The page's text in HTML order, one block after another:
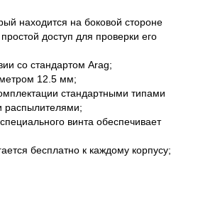
находится на боковой стороне
доступ для проверки его
со стандартом Arag;
12.5 мм;
стандартными типами
распылителями;
винта обеспечивает
бесплатно к каждому корпусу;